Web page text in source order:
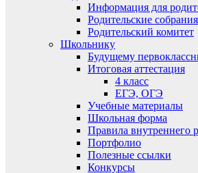
Информация для
Родительские собрания
Родительский комитет
Школьнику
Будущему
Итоговая аттестация
4 класс
ЕГЭ, ОГЭ
Учебные материалы
Школьная форма
Правила внутреннего
Портфолио
Полезные ссылки
Конкурсы